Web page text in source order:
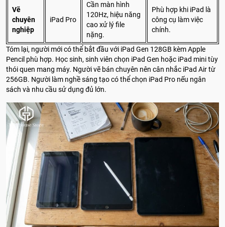
Vẽ
chuyên
nghiệp
iPad Pro
Cần màn hình
120Hz, hiệu năng
cao xử lý file
nặng.
Phù hợp khi iPad là
công cụ làm việc
chính.
Tóm lại, người mới có thể bắt đầu với iPad Gen 128GB kèm Apple
Pencil phù hợp. Học sinh, sinh viên chọn iPad Gen hoặc iPad mini tùy
thói quen mang máy. Người vẽ bán chuyên nên cân nhắc iPad Air từ
256GB. Người làm nghề sáng tạo có thể chọn iPad Pro nếu ngân
sách và nhu cầu sử dụng đủ lớn.